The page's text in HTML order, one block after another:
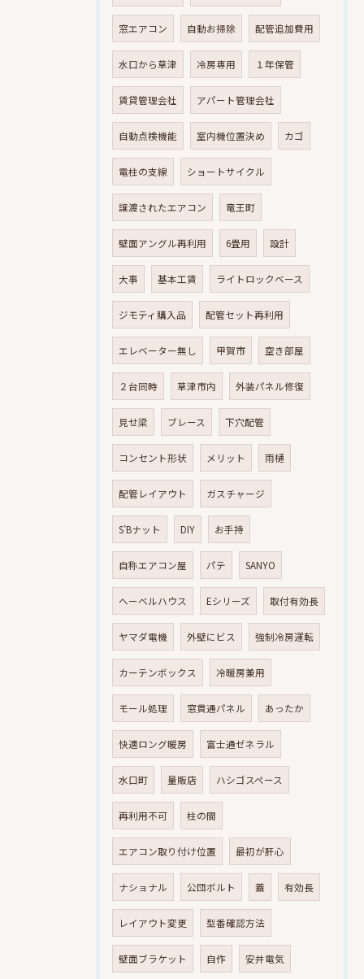
窓エアコン 自動お掃除 配管追加費用
水口から草津 冷房専用 １年保管
賃貸管理会社 アパート管理会社
自動点検機能 室内機位置決め カゴ
電柱の支線 ショートサイクル
譲渡されたエアコン 竜王町
壁面アングル再利用 6畳用 設計
大事 基本工賃 ライトロックベース
ジモティ購入品 配管セット再利用
エレベーター無し 甲賀市 空き部屋
２台同時 草津市内 外装パネル修復
見せ梁 ブレース 下穴配管
コンセント形状 メリット 雨樋
配管レイアウト ガスチャージ
S’Bナット DIY お手持
自称エアコン屋 パテ SANYO
へーベルハウス Eシリーズ 取付有効長
ヤマダ電機 外壁にビス 強制冷房運転
カーテンボックス 冷暖房兼用
モール処理 窓貫通パネル あったか
快適ロング暖房 富士通ゼネラル
水口町 量販店 ハシゴスペース
再利用不可 柱の間
エアコン取り付け位置 最初が肝心
ナショナル 公団ボルト 蓋 有効長
レイアウト変更 型番確認方法
壁面ブラケット 自作 安井電気